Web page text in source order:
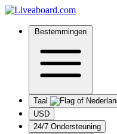
Bestemmingen
Taal
USD
24/7 Ondersteuning